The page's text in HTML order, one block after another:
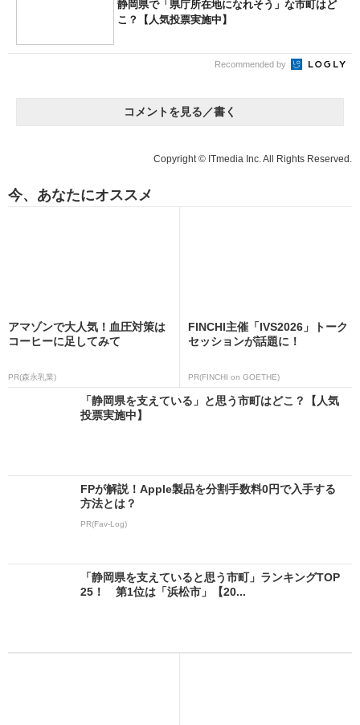
静岡県で「県庁所在地になれそう」な市町はど
こ？【人気投票実施中】
Recommended by
コメントを見る／書く
Copyright © ITmedia Inc. All Rights Reserved.
今、あなたにオススメ
アマゾンで大人気！血圧対策は
コーヒーに足してみて
PR(森永乳業)
FINCHI主催「IVS2026」トーク
セッションが話題に！
PR(FINCHI on GOETHE)
「静岡県を支えている」と思う市町はどこ？【人気
投票実施中】
FPが解説！Apple製品を分割手数料0円で入手する
方法とは？
PR(Fav-Log)
「静岡県を支えていると思う市町」ランキングTOP
25！ 第1位は「浜松市」【20...